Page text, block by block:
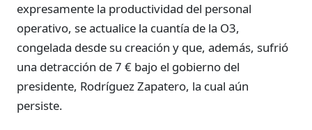
expresamente la productividad del personal
operativo, se actualice la cuantía de la O3,
congelada desde su creación y que, además, sufrió
una detracción de 7 € bajo el gobierno del
presidente, Rodríguez Zapatero, la cual aún
persiste.